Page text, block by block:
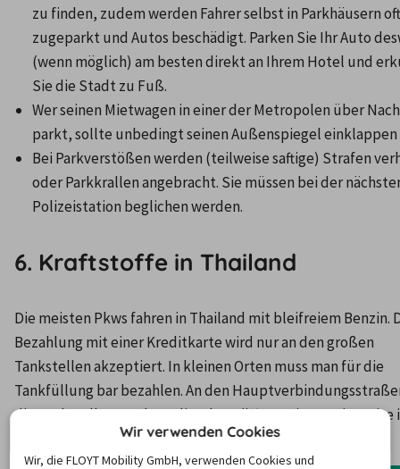
zu finden, zudem werden Fahrer selbst in Parkhäusern oft
zugeparkt und Autos beschädigt. Parken Sie Ihr Auto
(wenn möglich) am besten direkt an Ihrem Hotel und
Sie die Stadt zu Fuß.
Wer seinen Mietwagen in einer der Metropolen über
parkt, sollte unbedingt seinen Außenspiegel einklappen
Bei Parkverstößen werden (teilweise saftige) Strafen
oder Parkkrallen angebracht. Sie müssen bei der
Polizeistation beglichen werden.
6. Kraftstoffe in Thailand
Die meisten Pkws fahren in Thailand mit bleifreiem Benzin.
Bezahlung mit einer Kreditkarte wird nur an den großen
Tankstellen akzeptiert. In kleinen Orten muss man für die
Tankfüllung bar bezahlen. An den
die Tankstellen rund um die Uhr geöffnet. Die Benzinpreise
Thailand sind ca. die Hälfte günstiger als in Deutschland.
Wir verwenden Cookies
Wir, die FLOYT Mobility GmbH, verwenden Cookies und